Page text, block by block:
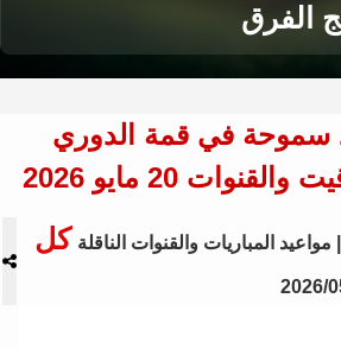
الفرق
سموحة في قمة الدوري
20 مايو 2026
مواعيد المباريات والقنوات الناقلة كل
2026/